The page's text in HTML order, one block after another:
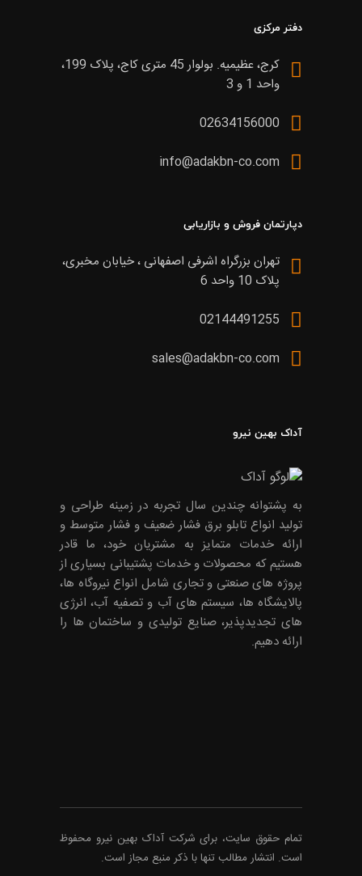
دفتر مرکزی
کرج، عظیمیه. بولوار 45 متری کاج، پلاک 199،
واحد 1 و 3
02634156000
info@adakbn-co.com
دپارتمان فروش و بازاریابی
تهران بزرگراه اشرفی اصفهانی ، خیابان مخبری،
پلاک 10 واحد 6
02144491255
sales@adakbn-co.com
آداک بهین نیرو
به پشتوانه چندین سال تجربه در زمینه طراحی و
تولید انواع تابلو برق فشار ضعیف و فشار متوسط و
ارائه خدمات متمایز به مشتریان خود، ما قادر
هستیم که محصولات و خدمات پشتیبانی بسیاری از
پروژه های صنعتی و تجاری شامل انواع نیروگاه ها،
پالایشگاه ها، سیستم های آب و تصفیه آب، انرژی
های تجدیدپذیر، صنایع تولیدی و ساختمان ها را
ارائه دهیم.
تمام حقوق سایت، برای شرکتآداکبهین نیرو محفوظ
است. انتشار مطالب تنها با ذکر منبع مجاز است.